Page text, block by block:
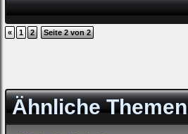
« 1 2 Seite 2 von 2
Ähnliche Themen